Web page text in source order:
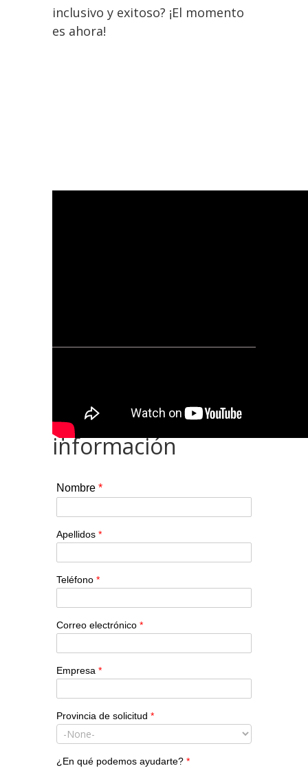
inclusivo y exitoso? ¡El momento
es ahora!
con nosotros si
quieres más
información
Nombre *
Apellidos *
Teléfono *
Correo electrónico *
Empresa *
Provincia de solicitud *
¿En qué podemos ayudarte? *